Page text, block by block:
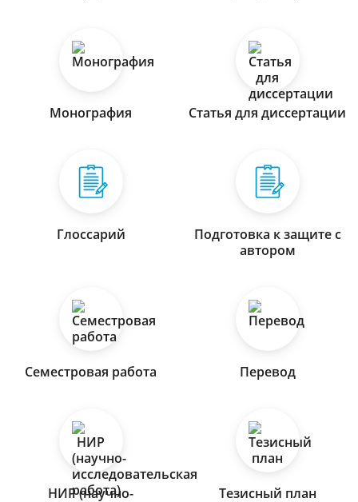
Монография Статья для диссертации
Глоссарий
Подготовка к защите с
автором
Семестровая работа Перевод
НИР (научно-
Тезисный план